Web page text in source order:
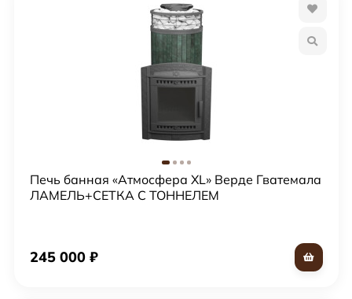
Печь банная «Атмосфера XL» Верде Гватемала
ЛАМЕЛЬ+СЕТКА С ТОННЕЛЕМ
245 000 ₽